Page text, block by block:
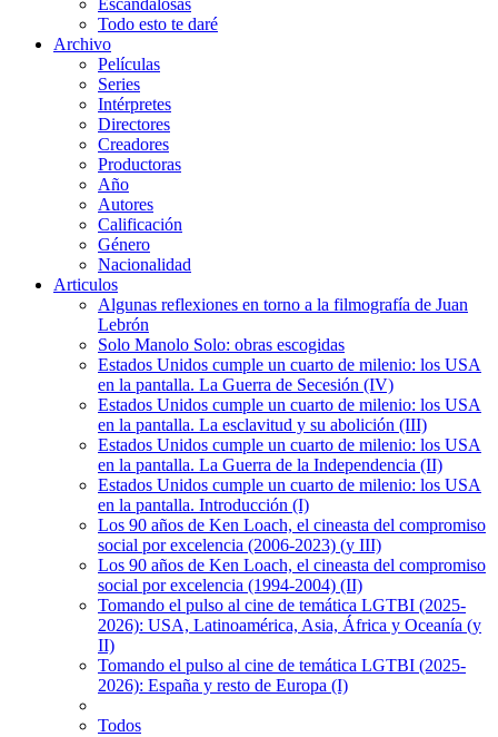
Escandalosas
Todo esto te daré
Archivo
Películas
Series
Intérpretes
Directores
Creadores
Productoras
Año
Autores
Calificación
Género
Nacionalidad
Articulos
Algunas reflexiones en torno a la filmografía de Juan
Lebrón
Solo Manolo Solo: obras escogidas
Estados Unidos cumple un cuarto de milenio: los USA
en la pantalla. La Guerra de Secesión (IV)
Estados Unidos cumple un cuarto de milenio: los USA
en la pantalla. La esclavitud y su abolición (III)
Estados Unidos cumple un cuarto de milenio: los USA
en la pantalla. La Guerra de la Independencia (II)
Estados Unidos cumple un cuarto de milenio: los USA
en la pantalla. Introducción (I)
Los 90 años de Ken Loach, el cineasta del compromiso
social por excelencia (2006-2023) (y III)
Los 90 años de Ken Loach, el cineasta del compromiso
social por excelencia (1994-2004) (II)
Tomando el pulso al cine de temática LGTBI (2025-
2026): USA, Latinoamérica, Asia, África y Oceanía (y
II)
Tomando el pulso al cine de temática LGTBI (2025-
2026): España y resto de Europa (I)
Todos